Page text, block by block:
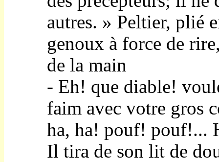
autres. » Peltier, plié
genoux à force de
de la main
- Eh! que diable!
faim avec votre gros
ha, ha! pouf! pouf!...
Il tira de son lit de